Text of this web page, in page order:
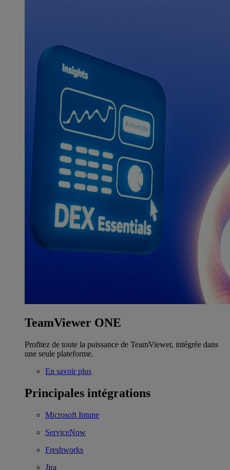
TeamViewer ONE
Profitez de toute la puissance de TeamViewer, intégrée dans
une seule plateforme.
En savoir plus
Principales intégrations
Microsoft Intune
ServiceNow
Freshworks
Jira